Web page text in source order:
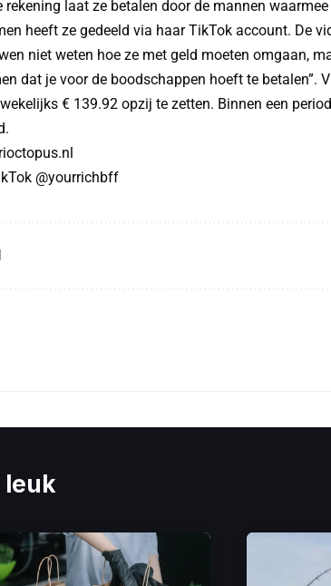
rekening laat ze betalen door de mannen
heeft ze gedeeld via haar TikTok account. De
niet weten hoe ze met geld moeten omgaan,
dat je voor de boodschappen hoeft te betalen”.
€ 139.92 opzij te zetten. Binnen een
@yourrichbff
leuk